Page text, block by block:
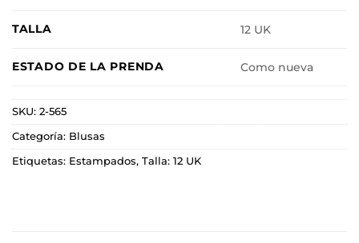
TALLA 12 UK
ESTADO DE LA PRENDA Como nueva
SKU: 2-565
Categoría: Blusas
Etiquetas: Estampados, Talla: 12 UK